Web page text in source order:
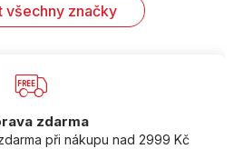
všechny značky
zdarma
při nákupu nad 2999 Kč